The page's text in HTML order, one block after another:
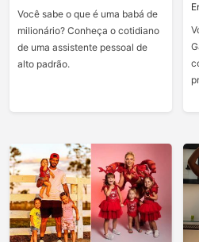
Você sabe o que é uma babá de
milionário? Conheça o cotidiano
de uma assistente pessoal de
alto padrão.